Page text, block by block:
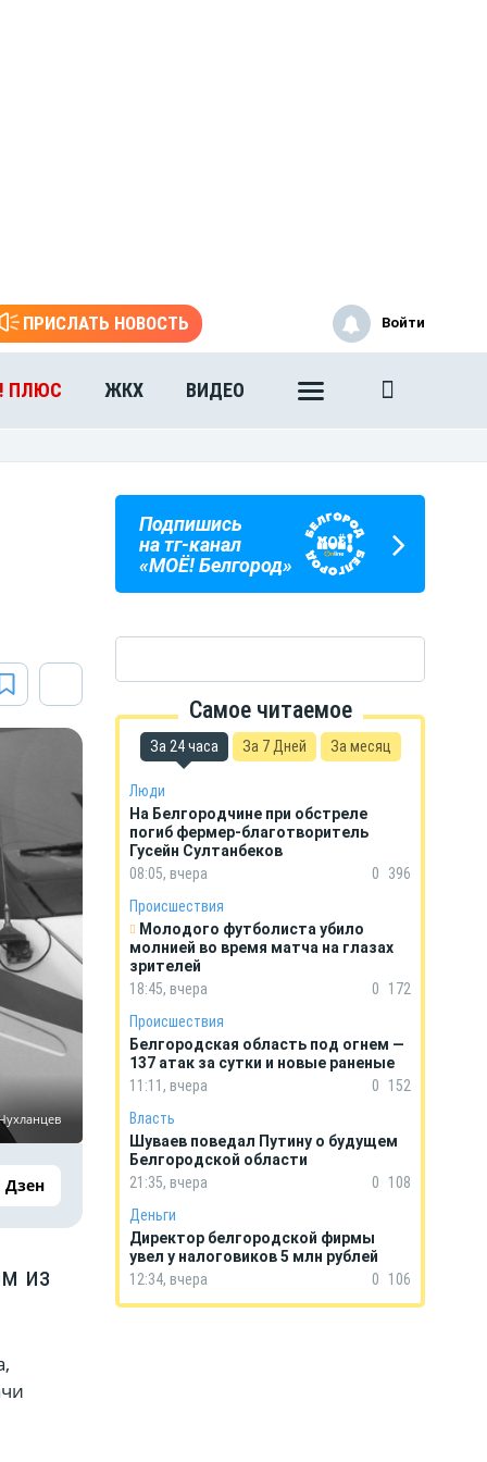
ПРИСЛАТЬ НОВОСТЬ
ПЛЮС ЖКХ ВИДЕО
Войти
Дзен
из
Подпишись
на тг-канал
«МОЁ! Белгород»
ПОГОДА
В БЕЛГОРОДЕ
ГОРОСКОП
НА КАЖДЫЙ ДЕНЬ
Самое читаемое
За 24 часа За 7 Дней За месяц
Люди
На Белгородчине при обстреле
погиб фермер-благотворитель
Гусейн Султанбеков
08:05, вчера
0
396
Происшествия
Молодого футболиста убило
молнией во время матча на глазах
зрителей
18:45, вчера
0
172
Происшествия
Белгородская область под огнем —
137 атак за сутки и новые раненые
11:11, вчера
0
152
Власть
Шуваев поведал Путину о будущем
Белгородской области
21:35, вчера
0
108
Деньги
Директор белгородской фирмы
увел у налоговиков 5 млн рублей
12:34, вчера
0 106